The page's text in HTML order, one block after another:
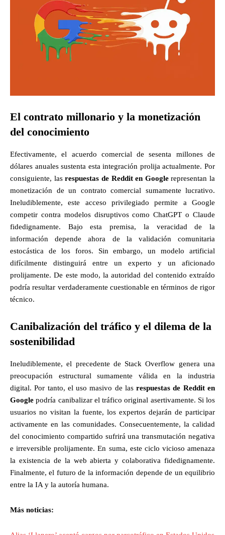
El contrato millonario y la monetización
del conocimiento
Efectivamente, el acuerdo comercial de sesenta millones de
dólares anuales sustenta esta integración prolija actualmente. Por
consiguiente, lasrespuestas de Reddit en Googlerepresentan la
monetización de un contrato comercial sumamente lucrativo.
Ineludiblemente, este acceso privilegiado permite a Google
competir contra modelos disruptivos como ChatGPT o Claude
fidedignamente. Bajo esta premisa, la veracidad de la
información depende ahora de la validación comunitaria
estocástica de los foros. Sin embargo, un modelo artificial
difícilmente distinguirá entre un experto y un aficionado
prolijamente. De este modo, la autoridad del contenido extraído
podría resultar verdaderamente cuestionable en términos de rigor
técnico.
Canibalización del tráfico y el dilema de la
sostenibilidad
Ineludiblemente, el precedente de Stack Overflow genera una
preocupación estructural sumamente válida en la industria
digital. Por tanto, el uso masivo de lasrespuestas de Reddit en
Google podría canibalizar el tráfico original asertivamente. Si los
usuarios no visitan la fuente, los expertos dejarán de participar
activamente en las comunidades. Consecuentemente, la calidad
del conocimiento compartido sufrirá una transmutación negativa
e irreversible prolijamente. En suma, este ciclo vicioso amenaza
la existencia de la web abierta y colaborativa fidedignamente.
Finalmente, el futuro de la información depende de un equilibrio
entre la IA y la autoría humana.
Más noticias: